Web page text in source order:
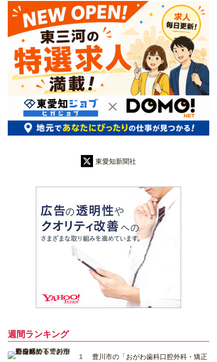
東愛知新聞社
週間ランキング
豊川市の「おがわ歯科口腔外科・矯正